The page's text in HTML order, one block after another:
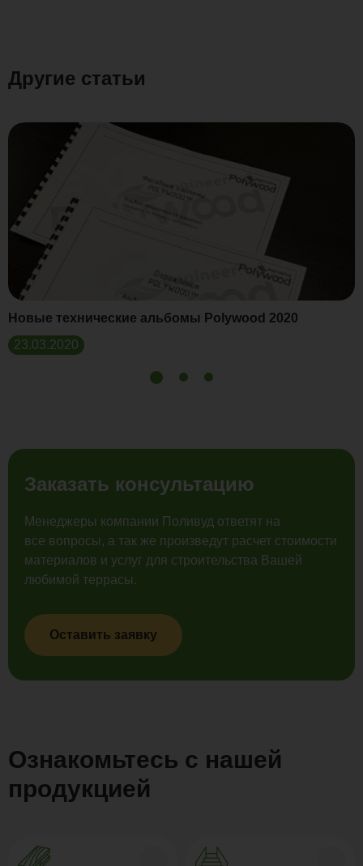
Другие статьи
Новые технические альбомы Polywood 2020
23.03.2020
Заказать консультацию
Менеджеры компании Поливуд ответят на
все вопросы, а так же произведут расчет стоимости
материалов и услуг для строительства Вашей
любимой террасы.
Оставить заявку
Ознакомьтесь с нашей
продукцией